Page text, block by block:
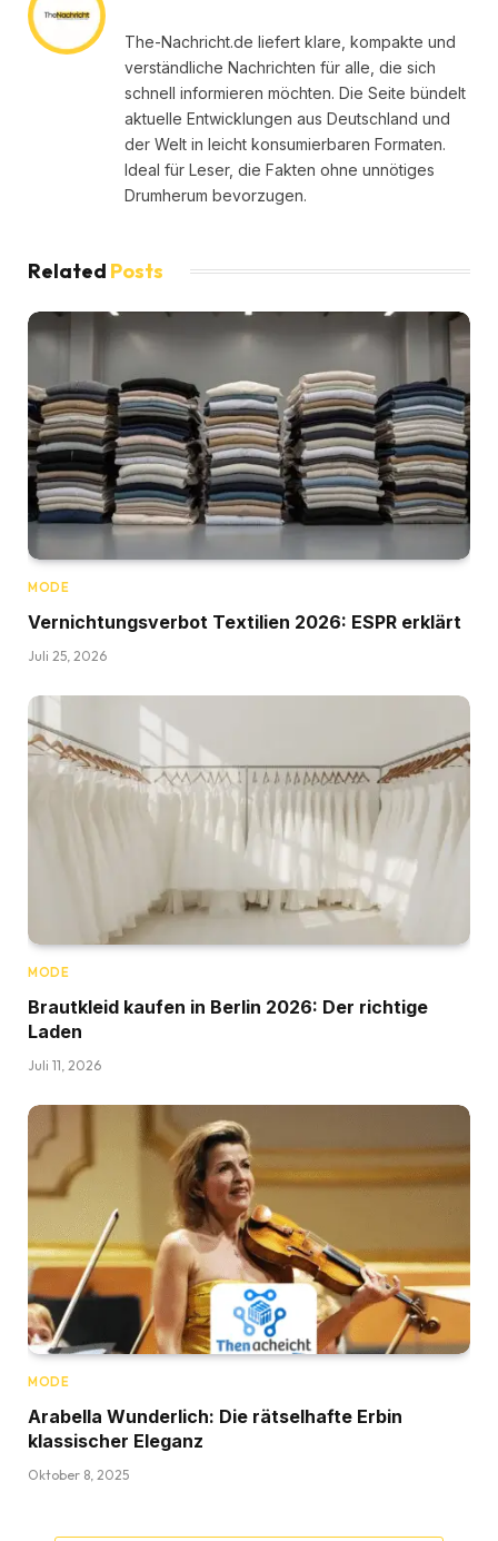
The-Nachricht.de liefert klare, kompakte und
verständliche Nachrichten für alle, die sich
schnell informieren möchten. Die Seite bündelt
aktuelle Entwicklungen aus Deutschland und
der Welt in leicht konsumierbaren Formaten.
Ideal für Leser, die Fakten ohne unnötiges
Drumherum bevorzugen.
Related Posts
MODE
Vernichtungsverbot Textilien 2026: ESPR erklärt
Juli 25, 2026
MODE
Brautkleid kaufen in Berlin 2026: Der richtige
Laden
Juli 11, 2026
MODE
Arabella Wunderlich: Die rätselhafte Erbin
klassischer Eleganz
Oktober 8, 2025